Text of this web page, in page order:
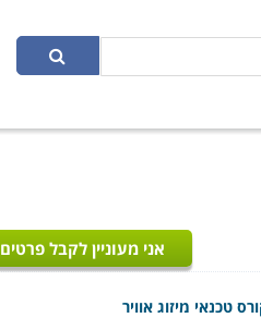
אני מעוניין לקבל פרטים
טכנאי מיזוג אוויר